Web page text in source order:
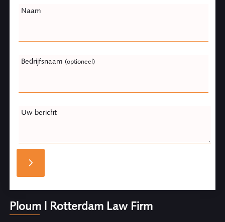
Naam
Bedrijfsnaam (optioneel)
Uw bericht
Ploum | Rotterdam Law Firm